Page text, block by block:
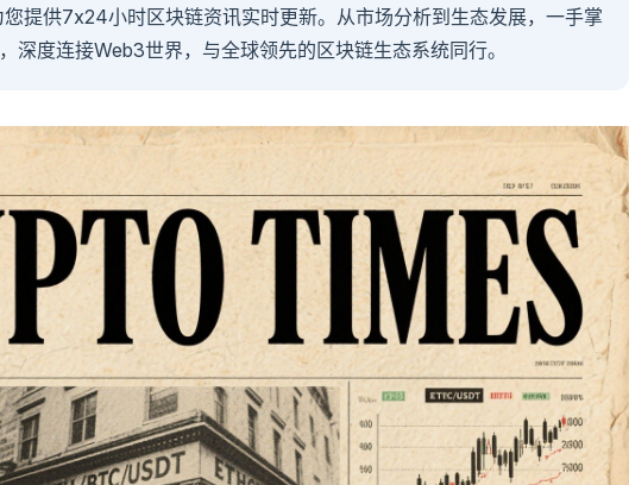
提供7x24小时区块链资讯实时更新。从市场分析到生态发展，一手掌
深度连接Web3世界，与全球领先的区块链生态系统同行。